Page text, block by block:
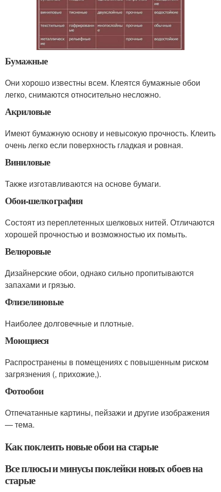
Бумажные
Они хорошо известны всем. Клеятся бумажные обои
легко, снимаются относительно несложно.
Акриловые
Имеют бумажную основу и невысокую прочность. Клеить
очень легко если поверхность гладкая и ровная.
Виниловые
Также изготавливаются на основе бумаги.
Обои-шелкография
Состоят из переплетенных шелковых нитей. Отличаются
хорошей прочностью и возможностью их помыть.
Велюровые
Дизайнерские обои, однако сильно пропитываются
запахами и грязью.
Флизелиновые
Наиболее долговечные и плотные.
Моющиеся
Распространены в помещениях с повышенным риском
загрязнения (, прихожие,).
Фотообои
Отпечатанные картины, пейзажи и другие изображения
— тема.
Как поклеить новые обои на старые
Все плюсы и минусы поклейки новых обоев на
старые